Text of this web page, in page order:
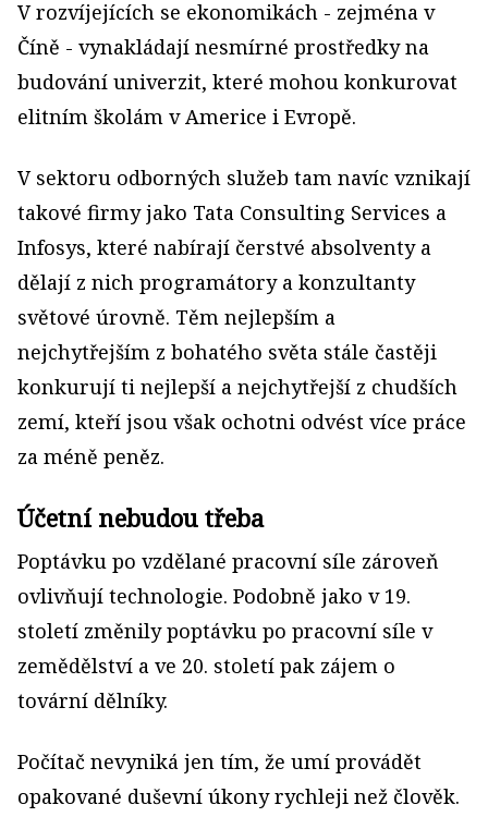
V rozvíjejících se ekonomikách - zejména v
Číně - vynakládají nesmírné prostředky na
budování univerzit, které mohou konkurovat
elitním školám v Americe i Evropě.
V sektoru odborných služeb tam navíc vznikají
takové firmy jako Tata Consulting Services a
Infosys, které nabírají čerstvé absolventy a
dělají z nich programátory a konzultanty
světové úrovně. Těm nejlepším a
nejchytřejším z bohatého světa stále častěji
konkurují ti nejlepší a nejchytřejší z chudších
zemí, kteří jsou však ochotni odvést více práce
za méně peněz.
Účetní nebudou třeba
Poptávku po vzdělané pracovní síle zároveň
ovlivňují technologie. Podobně jako v 19.
století změnily poptávku po pracovní síle v
zemědělství a ve 20. století pak zájem o
tovární dělníky.
Počítač nevyniká jen tím, že umí provádět
opakované duševní úkony rychleji než člověk.